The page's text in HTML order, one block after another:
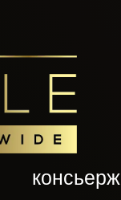
консьерж